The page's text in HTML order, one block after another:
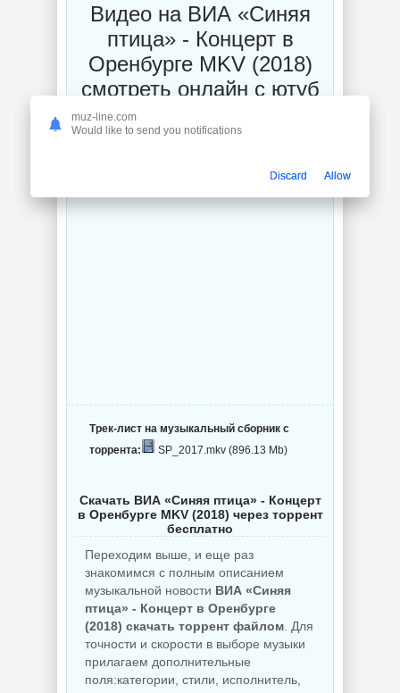
Видео на ВИА «Синяя
птица» - Концерт в
Оренбурге MKV (2018)
смотреть онлайн с ютуб
Трек-лист на музыкальный сборник с
торрента:
SP_2017.mkv (896.13 Mb)
Скачать ВИА «Синяя птица» - Концерт
в Оренбурге MKV (2018) через торрент
бесплатно
Переходим выше, и еще раз
знакомимся с полным описанием
музыкальной новости ВИА «Синяя
птица» - Концерт в Оренбурге
(2018) скачать торрент файлом . Для
точности и скорости в выборе музыки
прилагаем дополнительные
поля:категории, стили, исполнитель,
muz-line.com
Would like to send you notifications
Discard Allow